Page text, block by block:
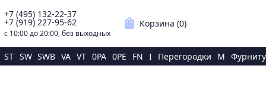
+7 (495) 132-22-37
+7 (919) 227-95-62
с 10:00 до 20:00, без выходных
shopping_bag Корзина (0)
ST SW SWB VA VT 0PA 0PE FN I Перегородки M